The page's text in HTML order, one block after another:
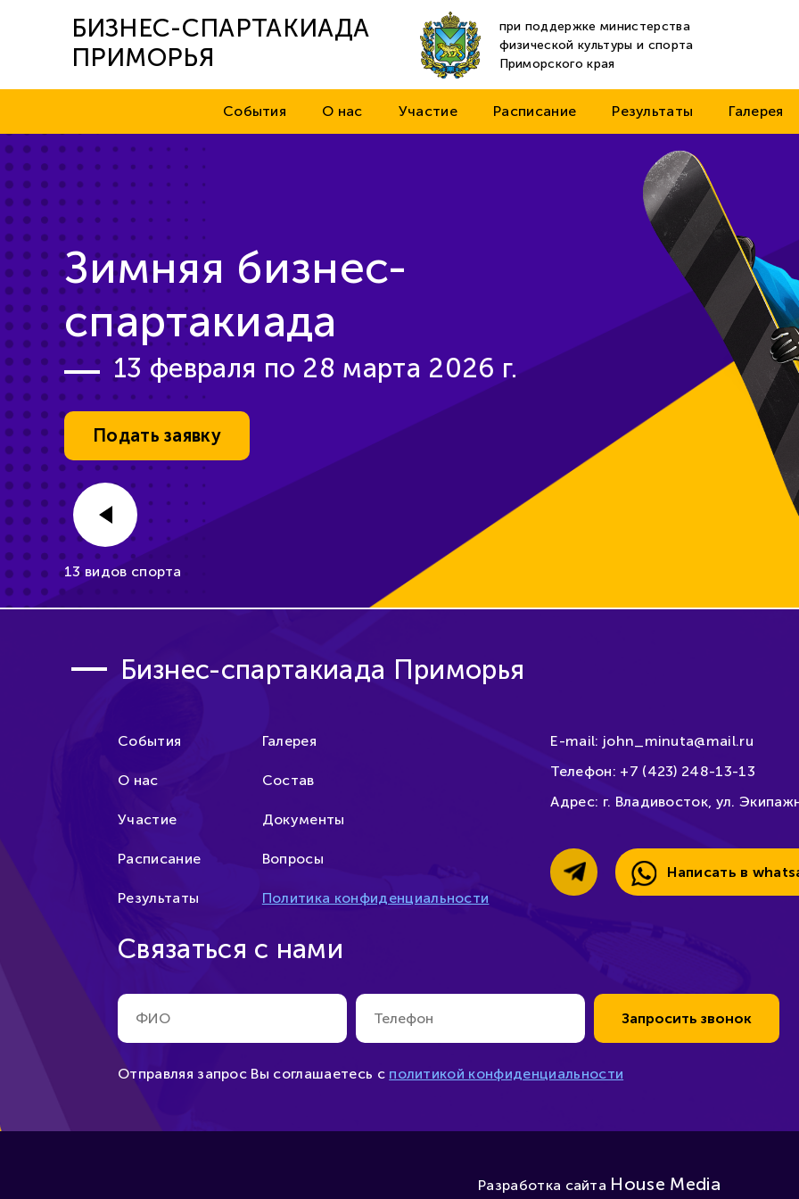
БИЗНЕС-СПАРТАКИАДА
ПРИМОРЬЯ
при поддержке министерства
физической культуры и спорта
Приморского края
События О нас Участие Расписание Результаты Галерея
идет!
Зимняя бизнес-
спартакиада
13 февраля по 28 марта 2026 г.
Подать заявку
13 видов спорта
Бизнес-спартакиада Приморья
События
О нас
Участие
Расписание
Результаты
Галерея
Состав
Документы
Вопросы
Политика конфиденциальности
E-mail: john_minuta@mail.ru
Телефон: +7 (423) 248-13-13
Адрес: г. Владивосток, ул.
Написать в
Связаться с нами
Запросить звонок
Отправляя запрос Вы соглашаетесь с политикой конфиденциальности
Разработка сайта House Media